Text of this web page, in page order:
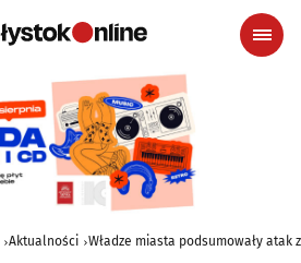
Aktualności Władze miasta podsumowały atak